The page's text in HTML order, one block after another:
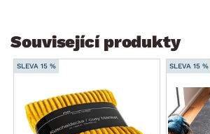
Související produkty
SLEVA 15 % SLEVA 15 %